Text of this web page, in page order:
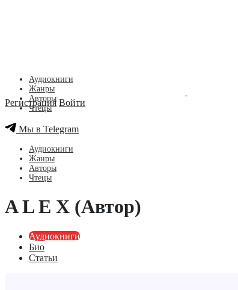
Регистрация Войти
Аудиокниги
Жанры
Авторы
Чтецы
Мы в Telegram
Аудиокниги
Жанры
Авторы
Чтецы
A L E X (Автор)
Аудиокниги
Био
Статьи